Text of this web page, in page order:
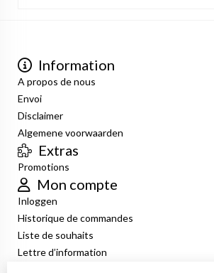
Information
A propos de nous
Envoi
Disclaimer
Algemene voorwaarden
Extras
Promotions
Mon compte
Inloggen
Historique de commandes
Liste de souhaits
Lettre d’information